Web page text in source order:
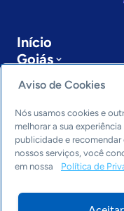
Início
Goiás
Sobre a ASN
Últimas notícias
Entre em
Editorias
Economia &
Inovação &
Cultura
Aviso de Cookies
Nós usamos cookies e
melhorar a sua
publicidade e
nossos serviços, você
em nossa
Política de